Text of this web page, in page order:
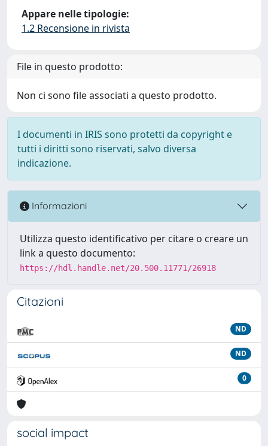
Appare nelle tipologie:
1.2 Recensione in rivista
File in questo prodotto:
Non ci sono file associati a questo prodotto.
I documenti in IRIS sono protetti da copyright e
tutti i diritti sono riservati, salvo diversa
indicazione.
Informazioni
Utilizza questo identificativo per citare o creare un
link a questo documento:
https://hdl.handle.net/20.500.11771/26918
Citazioni
ND
ND
0
social impact